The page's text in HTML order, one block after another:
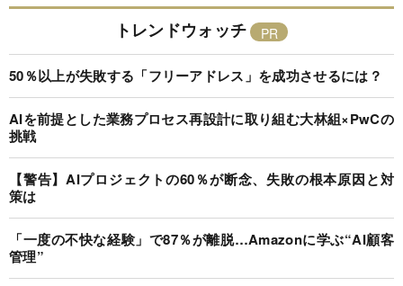
トレンドウォッチ
50％以上が失敗する「フリーアドレス」を成功させるには？
AIを前提とした業務プロセス再設計に取り組む大林組×PwCの
挑戦
【警告】AIプロジェクトの60％が断念、失敗の根本原因と対
策は
「一度の不快な経験」で87％が離脱…Amazonに学ぶ“AI顧客
管理”